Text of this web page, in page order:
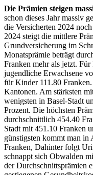
Die Prämien steigen
schon dieses Jahr massiv
die Versicherten 2024
2024 steigt die mittlere
Grundversicherung im
Monatsprämie beträgt
Franken mehr als jetzt.
jugendliche Erwachsene
für Kinder 111.80
Kantonen. Am stärksten
wenigsten in Basel-Stadt
Prozent. Die höchsten
durchschnittlich 454.40
Stadt mit 451.10 Franken
günstigsten kommt man
Franken, Dahinter folgt
schnappt sich Obwalden
der Durchschnittsprämien